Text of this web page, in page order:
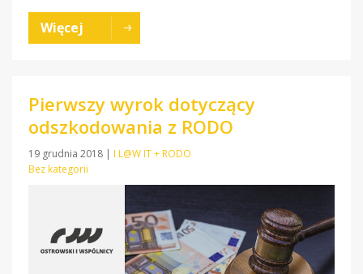
Więcej
Pierwszy wyrok dotyczący
odszkodowania z RODO
19 grudnia 2018 | I L@W IT + RODO
Bez kategorii